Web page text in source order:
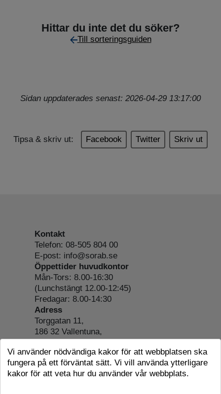
Hittar du inte det du söker?
Till sorteringsguiden
Sidan uppdaterades senast: 2026-04-29 13:17:00
Tipsa & skriv ut: Facebook Twitter Skriv ut
Kontakt
Telefon: 08-505 804 00
E-post: info@sorab.se
Öppettider huvudkontor
Mån-Tors: 8.00-16:30
(Lunchstängt 12.00-12:45)
Fredagar: 8.00-14:30
Adress
Torggatan 11,
186 32 Vallentuna,
Org.nr: 556197-4022
Om webbplatsen
Tillgänglighetsredogörelse
Cookie-information
Vi använder nödvändiga kakor för att webbplatsen ska
fungera på ett förväntat sätt. Vi vill använda ytterligare
kakor för att veta hur du använder vår webbplats.